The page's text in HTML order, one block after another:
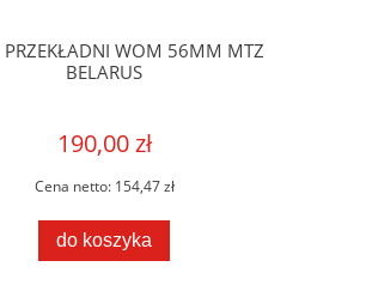
PRZEKŁADNI WOM 56MM MTZ
BELARUS
190,00 zł
Cena netto: 154,47 zł
do koszyka